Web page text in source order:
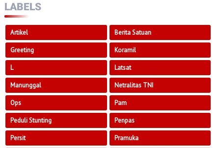
LABELS
Artikel Berita Satuan
Greeting Koramil
L Latsat
Manunggal Netralitas TNI
Ops Pam
Peduli Stunting Penpas
Persit Pramuka